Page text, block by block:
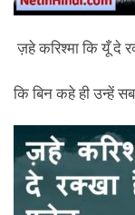
ज़हे करिश्मा कि यूँ दे
कि बिन कहे ही उन्हें